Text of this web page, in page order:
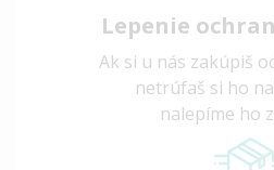
Lepenie
Ak si u nás zakúpiš
netrúfaš si ho
nalepíme ho